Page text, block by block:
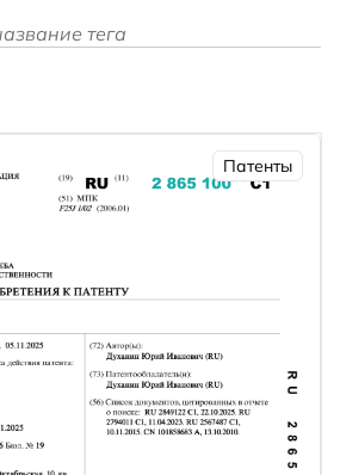
Патенты